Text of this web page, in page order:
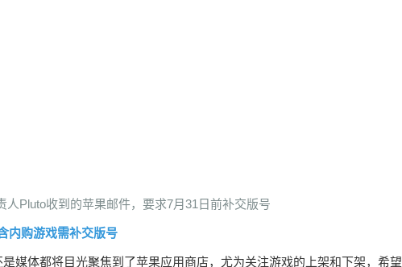
人Pluto收到的苹果邮件，要求7月31日前补交版号
内购游戏需补交版号
媒体都将目光聚焦到了苹果应用商店，尤为关注游戏的上架和下架，希望